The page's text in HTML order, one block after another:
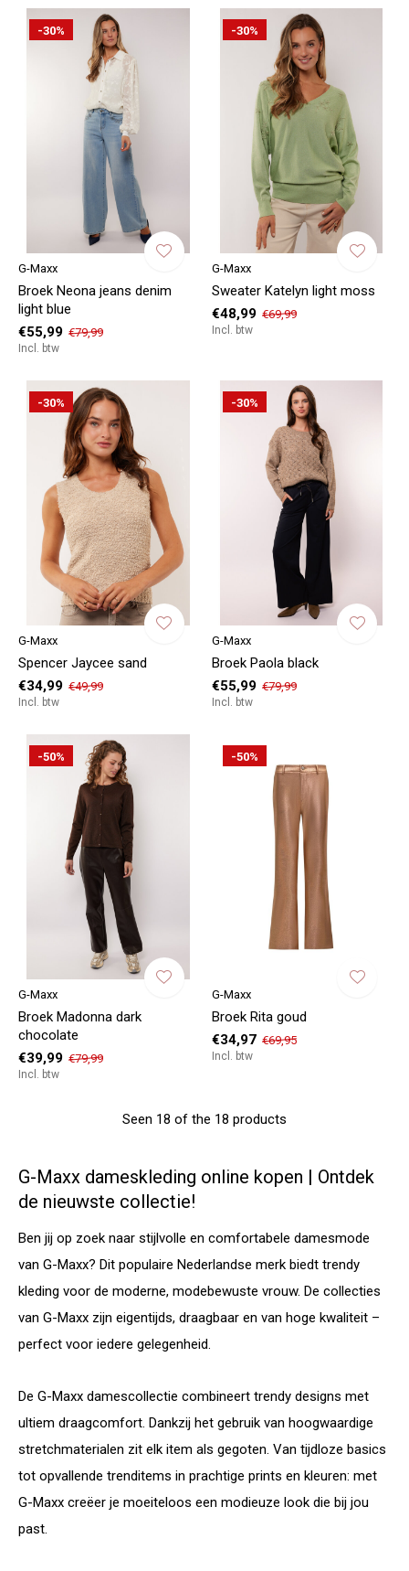
-30%
G-Maxx
Broek Neona jeans denim
light blue
€55,99 €79,99
Incl. btw
-30%
G-Maxx
Sweater Katelyn light moss
€48,99 €69,99
Incl. btw
-30%
G-Maxx
Spencer Jaycee sand
€34,99 €49,99
Incl. btw
-30%
G-Maxx
Broek Paola black
€55,99 €79,99
Incl. btw
-50%
G-Maxx
Broek Madonna dark
chocolate
€39,99 €79,99
Incl. btw
-50%
G-Maxx
Broek Rita goud
€34,97 €69,95
Incl. btw
Seen 18 of the 18 products
G-Maxx dameskleding online kopen | Ontdek
de nieuwste collectie!
Ben jij op zoek naar stijlvolle en comfortabele damesmode
van G-Maxx? Dit populaire Nederlandse merk biedt trendy
kleding voor de moderne, modebewuste vrouw. De collecties
van G-Maxx zijn eigentijds, draagbaar en van hoge kwaliteit –
perfect voor iedere gelegenheid.
De G-Maxx damescollectie combineert trendy designs met
ultiem draagcomfort. Dankzij het gebruik van hoogwaardige
stretchmaterialen zit elk item als gegoten. Van tijdloze basics
tot opvallende trenditems in prachtige prints en kleuren: met
G-Maxx creëer je moeiteloos een modieuze look die bij jou
past.